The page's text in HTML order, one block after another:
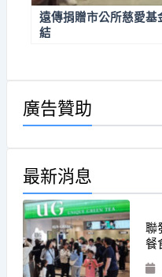
遠傳捐贈市公所慈愛基
結
廣告贊助
最新消息
聯
餐